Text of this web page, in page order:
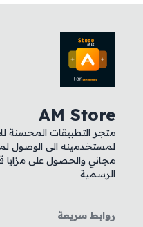
AM Store
متجر التطبيقات المحسنة
لمستخدمينه الى الوصول
مجاني والحصول على مزايا
الرسمية
روابط سريعة